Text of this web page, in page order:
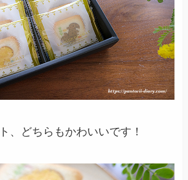
、どちらもかわいいです！